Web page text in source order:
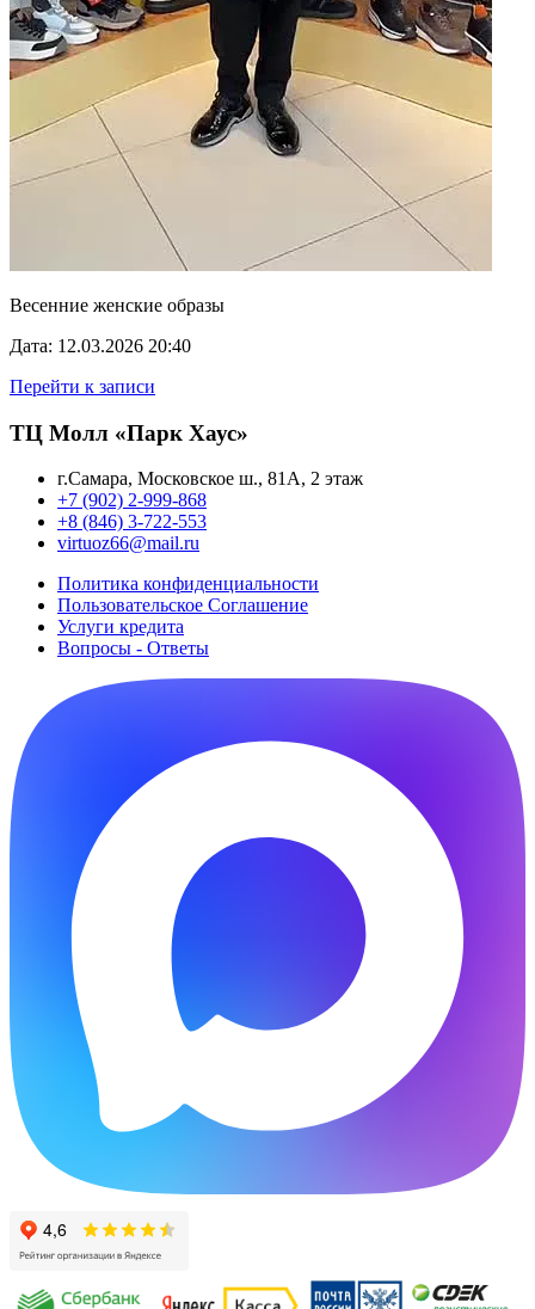
Весенние женские образы
Дата: 12.03.2026 20:40
Перейти к записи
ТЦ Молл «Парк Хаус»
г.Самара, Московское ш., 81А, 2 этаж
+7 (902) 2-999-868
+8 (846) 3-722-553
virtuoz66@mail.ru
Политика конфиденциальности
Пользовательское Cоглашение
Услуги кредита
Вопросы - Ответы